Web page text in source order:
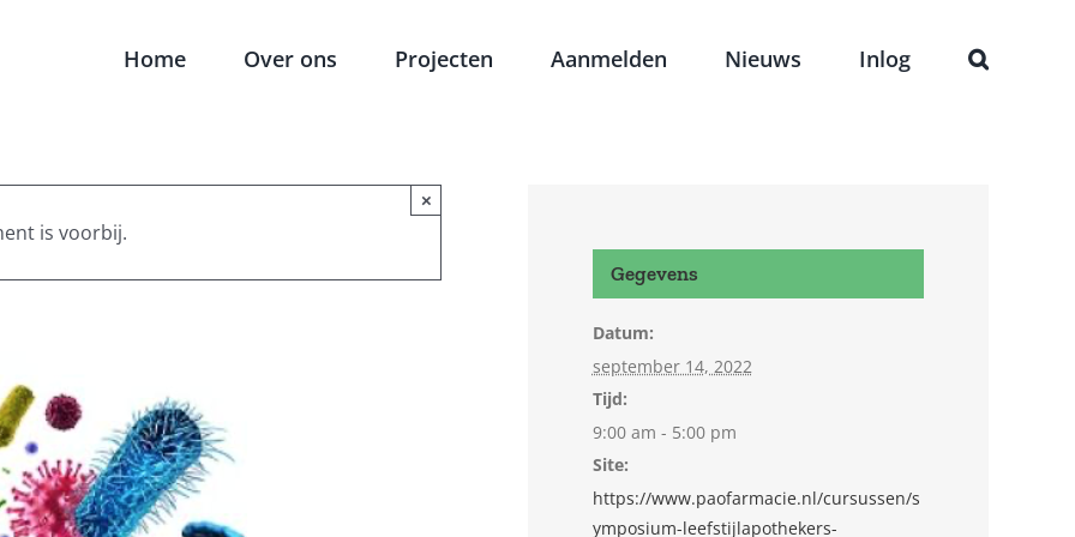
Home Over ons Projecten Aanmelden Nieuws Inlog
is voorbij.
×
Gegevens
Datum:
september 14, 2022
Tijd:
9:00 am - 5:00 pm
Site:
https://www.paofarmacie.nl/cursussen/s
ymposium-leefstijlapothekers-